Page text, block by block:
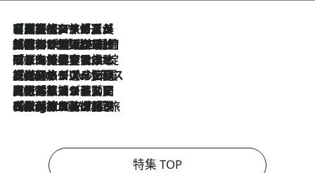
2026.8.7
【厳選旅コスメ】「多機能アイテムがメイン！」旅好き美容エディターが選んだ夏旅ベストコスメを発表【Mサイズジップ】
2026.8.6
「荷物が増えるほど旅ストレスは増す」美容ジャーナリストがたどり着いた最終結論。“化粧品を劇的に減らす”感動の凝縮美容とは
2026.8.6
「旅先には金髪ウィッグを持参」日本と同じメイクでは損してる!? 美容ジャーナリストが提案する“掟破りの旅美容”とは
2026.8.6
【厳選旅コスメ】「身軽さ＆UV対策重視！」ヘアアーティストshucoが選んだ夏旅ベストコスメを発表【Mサイズジップ】
2026.8.5
【厳選旅コスメ】国内をあちこち移動する河井菜摘が選んだ夏旅ベストコスメ発表！「リラックスアイテムはマスト」【Mサイズジップ】
2026.8.4
【厳選旅コスメ】「紫外線＆乾燥対策しながらメイク感も！」ヘア＆メイクGeorgeが選んだ夏旅ベストコスメを発表！【Mサイズジップ】
特集 TOP